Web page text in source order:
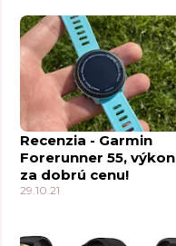
Recenzia - Garmin
Forerunner 55, výkon
za dobrú cenu!
29.10.21